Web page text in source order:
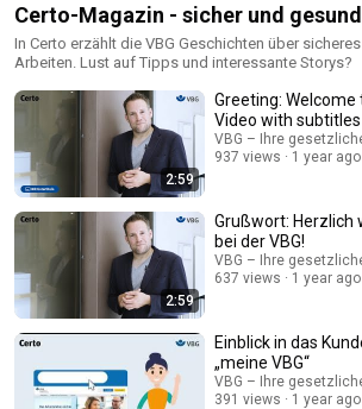
Certo-Magazin - sicher und
In Certo erzählt die VBG Geschichten über
Arbeiten. Lust auf Tipps und interessante Storys?
2:59
Greeting: Welcome
Video with subtitles
VBG – Ihre
937 views
1 year ago
2:59
Grußwort: Herzlich
bei der VBG!
VBG – Ihre
637 views
1 year ago
Einblick in das
„meine VBG“
VBG – Ihre
391 views
1 year ago